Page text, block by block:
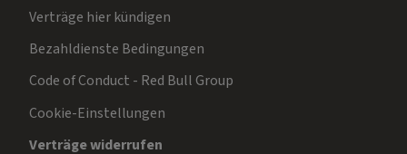
Verträge hier kündigen
Bezahldienste Bedingungen
Code of Conduct - Red Bull Group
Cookie-Einstellungen
Verträge widerrufen